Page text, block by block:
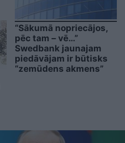
“Sākumā nopriecājos,
pēc tam – vē…”
Swedbank jaunajam
piedāvājam ir būtisks
“zemūdens akmens”